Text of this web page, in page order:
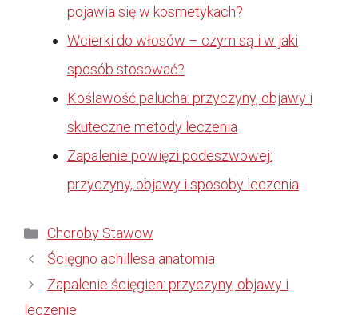
pojawia się w kosmetykach?
Wcierki do włosów – czym są i w jaki
sposób stosować?
Koślawość palucha: przyczyny, objawy i
skuteczne metody leczenia
Zapalenie powięzi podeszwowej:
przyczyny, objawy i sposoby leczenia
Kategorie
Choroby Stawow
Ścięgno achillesa anatomia
Zapalenie ścięgien: przyczyny, objawy i
leczenie